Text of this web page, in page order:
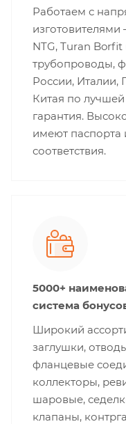
Работаем с
изготовителями
NTG, Turan
трубопроводы,
России, Италии,
Китая по
гарантия.
имеют паспорта
соответствия.
5000+
система
Широкий
заглушки,
фланцевые
коллекторы,
шаровые,
клапаны,